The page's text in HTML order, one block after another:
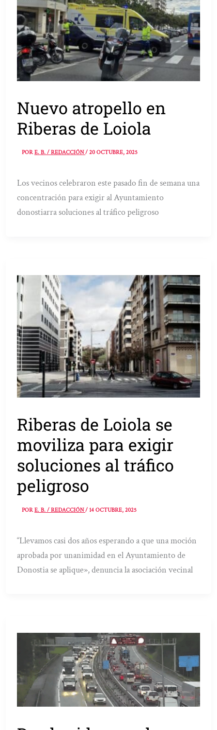
Nuevo atropello en
Riberas de Loiola
PORE. B. / REDACCIÓN/20 OCTUBRE, 2025
Los vecinos celebraron este pasado fin de semana una
concentración para exigir al Ayuntamiento
donostiarra soluciones al tráfico peligroso
Riberas de Loiola se
moviliza para exigir
soluciones al tráfico
peligroso
PORE. B. / REDACCIÓN/14 OCTUBRE, 2025
“Llevamos casi dos años esperando a que una moción
aprobada por unanimidad en el Ayuntamiento de
Donostia se aplique», denuncia la asociación vecinal